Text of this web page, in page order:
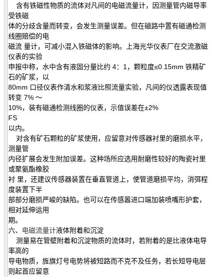
含有铁磁性物质的流体对凡间的电磁流量计，因测量管内磁导率
受铁磁
体的分歧含量而转变，会发生测量误差。但在磁路中置有磁通检测
线圈赔偿的电
磁流 量计，可减小混入铁磁体的影响。上海光华仪表厂在交流激磁
仪表的实验
申报中称，水中含有液固分量比约 4：1，颗粒度≤0.15mm 铁精矿
石的矿浆，以
80mm 口径仪表作清水和浆液比照流量实验，凡间的仪透露表现值
转变 7% ～
10%，装有磁通检测线圈的仪表，示值误差在±2%
FS
以内。
对含有矿石颗粒的矿浆使用，应留意对传感器衬里的磨损水平，
测量管
内径扩展会发生附加误差。这种场所应选用耐磨性较好的陶瓷衬里
或聚氨酯橡胶
衬 里，还建议传感器装置在垂直管道上，使管道磨损平均，消弭程
度装置下半
部部分磨损严峻的缺陷。也可以在传感嚣进口端加装喷嘴形护套，
相对延伸运用
期。
六、 电磁流量计液体附着和沉淀
测量易在管壁附着和沉淀物质的流体时，若附着的是比液体电导
率高的
导电物质，旌旗灯号电势将被短路而不克不及任务，若长短导电层
则起首应留意